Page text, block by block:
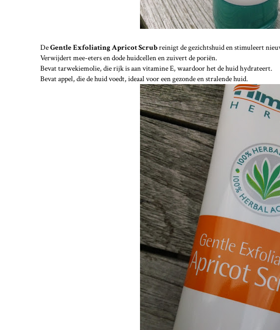
DeGentle Exfoliating Apricot Scrubreinigt de gezichtshuid en stimuleert
Verwijdert mee-eters en dode huidcellen en zuivert de poriën.
Bevat tarwekiemolie, die rijk is aan vitamine E, waardoor het de huid hydrateert.
Bevat appel, die de huid voedt, ideaal voor een gezonde en stralende huid.